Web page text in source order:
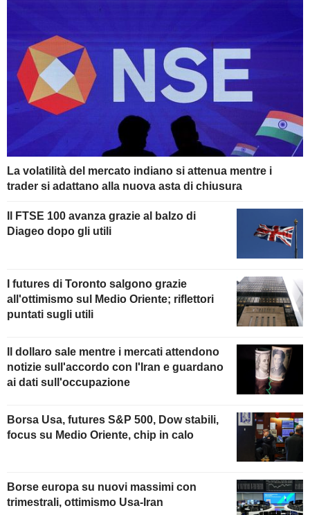
La volatilità del mercato indiano si attenua mentre i
trader si adattano alla nuova asta di chiusura
Il FTSE 100 avanza grazie al balzo di
Diageo dopo gli utili
I futures di Toronto salgono grazie
all'ottimismo sul Medio Oriente; riflettori
puntati sugli utili
Il dollaro sale mentre i mercati attendono
notizie sull'accordo con l'Iran e guardano
ai dati sull'occupazione
Borsa Usa, futures S&P 500, Dow stabili,
focus su Medio Oriente, chip in calo
Borse europa su nuovi massimi con
trimestrali, ottimismo Usa-Iran